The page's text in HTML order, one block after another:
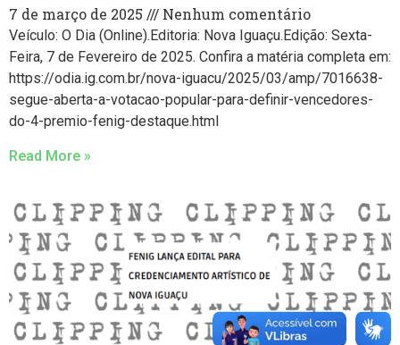
7 de março de 2025 Nenhum comentário
Veículo: O Dia (Online).Editoria: Nova Iguaçu.Edição: Sexta-
Feira, 7 de Fevereiro de 2025. Confira a matéria completa em:
https://odia.ig.com.br/nova-iguacu/2025/03/amp/7016638-
segue-aberta-a-votacao-popular-para-definir-vencedores-
do-4-premio-fenig-destaque.html
Read More »